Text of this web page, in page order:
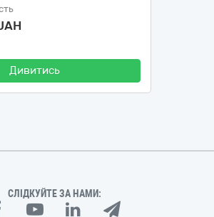
Дивитись
СЛІДКУЙТЕ ЗА НАМИ: